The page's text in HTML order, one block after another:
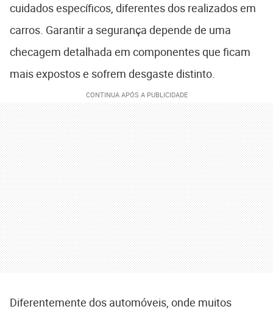
cuidados específicos, diferentes dos realizados em
carros. Garantir a segurança depende de uma
checagem detalhada em componentes que ficam
mais expostos e sofrem desgaste distinto.
Diferentemente dos automóveis, onde muitos